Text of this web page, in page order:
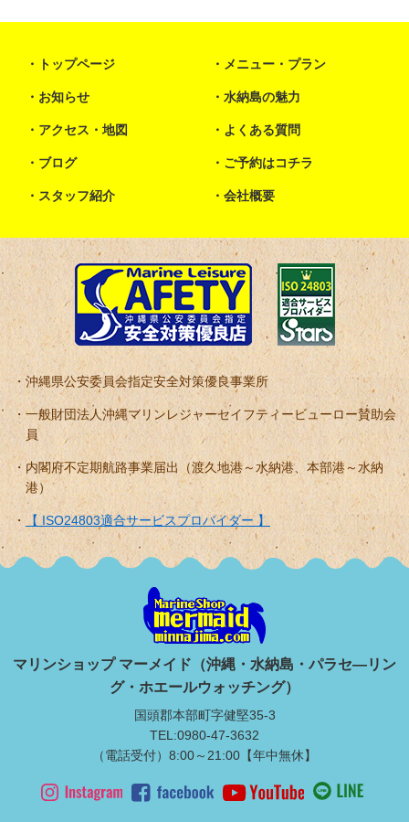
トップページ メニュー・プラン
お知らせ 水納島の魅力
アクセス・地図 よくある質問
ブログ ご予約はコチラ
スタッフ紹介 会社概要
沖縄県公安委員会指定安全対策優良事業所
一般財団法人沖縄マリンレジャーセイフティービューロー賛助会
員
内閣府不定期航路事業届出（渡久地港～水納港、本部港～水納
港）
【 ISO24803適合サービスプロバイダー 】
マリンショップ マーメイド（沖縄・水納島・パラセ―リン
グ・ホエールウォッチング）
国頭郡本部町字健堅35-3
TEL:0980-47-3632
（電話受付）8:00～21:00【年中無休】